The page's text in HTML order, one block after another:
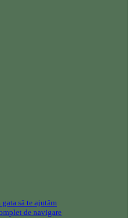
să te ajutăm
de navigare